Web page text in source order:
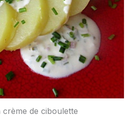
crème de ciboulette